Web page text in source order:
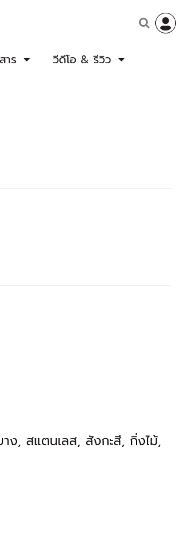
าร วีดีโอ & รีวิว
ง, สแตนเลส, สังกะสี, กิ่งไม้,